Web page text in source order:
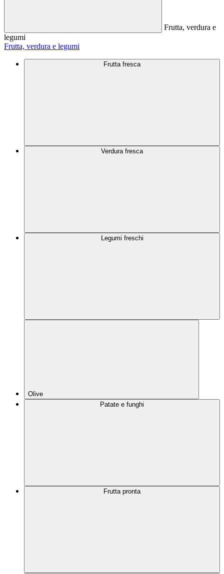
Frutta, verdura e
legumi
Frutta, verdura e legumi
Frutta fresca
Verdura fresca
Legumi freschi
Olive
Patate e funghi
Frutta pronta